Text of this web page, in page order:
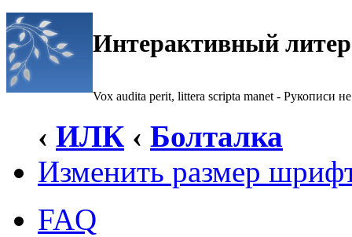
Интерактивный
Vox audita perit, littera scripta manet - Рукописи не
‹ ИЛК ‹ Болталка
Изменить размер
FAQ